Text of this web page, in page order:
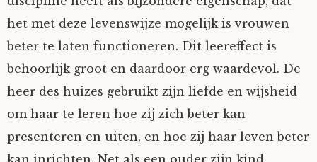
het met deze levenswijze mogelijk is vrouwen
beter te laten functioneren. Dit leereffect is
behoorlijk groot en daardoor erg waardevol. De
heer des huizes gebruikt zijn liefde en wijsheid
om haar te leren hoe zij zich beter kan
presenteren en uiten, en hoe zij haar leven beter
kan inrichten. Net als een ouder zijn kind